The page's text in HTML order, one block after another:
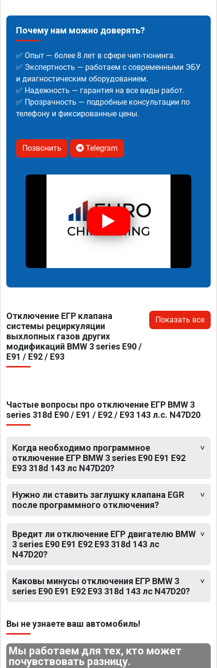
Почему нам можно доверять?
✅ Опыт — более 8 лет в сфере чип-тюнинга.
✅ Экспертность — работаем с современными ЭБУ
и диагностическим оборудованием.
✅ Надежность — гарантия на все виды работ.
✅ Прозрачность — подробные консультации по
телефону и фиксированные цены.
Позвонить Telegram
Отключение ЕГР клапана
системы рециркуляции
выхлопных газов других
модификаций BMW 3 series E90 /
E91 / E92 / E93
Показать все
Частые вопросы про отключение ЕГР BMW 3
series 318d E90 / E91 / E92 / E93 143 л.с. N47D20
Когда необходимо программное
отключение ЕГР BMW 3 series E90 E91 E92
E93 318d 143 лс N47D20?
Нужно ли ставить заглушку клапана EGR
после программного отключения?
Вредит ли отключение ЕГР двигателю BMW
3 series E90 E91 E92 E93 318d 143 лс
N47D20?
Каковы минусы отключения ЕГР BMW 3
series E90 E91 E92 E93 318d 143 лс N47D20?
Вы не узнаете ваш автомобиль!
Мы работаем для тех, кто может
почувствовать разницу.